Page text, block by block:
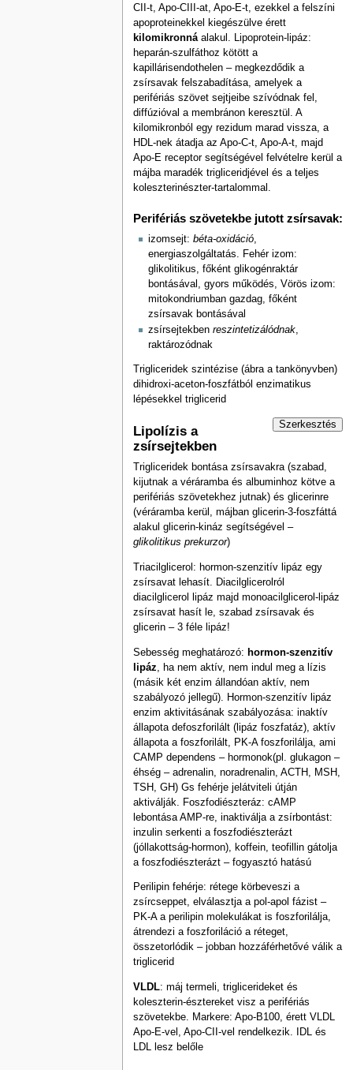
CII-t, Apo-CIII-at, Apo-E-t, ezekkel a felszíni
apoproteinekkel kiegészülve érett
kilomikronnáalakul. Lipoprotein-lipáz:
heparán-szulfáthoz kötött a
kapillárisendothelen – megkezdődik a
zsírsavak felszabadítása, amelyek a
perifériás szövet sejtjeibe szívódnak fel,
diffúzióval a membránon keresztül. A
kilomikronból egy rezidum marad vissza, a
HDL-nek átadja az Apo-C-t, Apo-A-t, majd
Apo-E receptor segítségével felvételre kerül a
májba maradék trigliceridjével és a teljes
koleszterinészter-tartalommal.
Perifériás szövetekbe jutott zsírsavak:
izomsejt: béta-oxidáció,
energiaszolgáltatás. Fehér izom:
glikolitikus, főként glikogénraktár
bontásával, gyors működés, Vörös izom:
mitokondriumban gazdag, főként
zsírsavak bontásával
zsírsejtekben reszintetizálódnak,
raktározódnak
Trigliceridek szintézise (ábra a tankönyvben)
dihidroxi-aceton-foszfátból enzimatikus
lépésekkel triglicerid
Szerkesztés
Lipolízis a
zsírsejtekben
Trigliceridek bontása zsírsavakra (szabad,
kijutnak a véráramba és albuminhoz kötve a
perifériás szövetekhez jutnak) és glicerinre
(véráramba kerül, májban glicerin-3-foszfáttá
alakul glicerin-kináz segítségével –
glikolitikus prekurzor)
Triacilglicerol: hormon-szenzitív lipáz egy
zsírsavat lehasít. Diacilglicerolról
diacilglicerol lipáz majd monoacilglicerol-lipáz
zsírsavat hasít le, szabad zsírsavak és
glicerin – 3 féle lipáz!
Sebesség meghatározó: hormon-szenzitív
lipáz , ha nem aktív, nem indul meg a lízis
(másik két enzim állandóan aktív, nem
szabályozó jellegű). Hormon-szenzitív lipáz
enzim aktivitásának szabályozása: inaktív
állapota defoszforilált (lipáz foszfatáz), aktív
állapota a foszforilált, PK-A foszforilálja, ami
CAMP dependens – hormonok(pl. glukagon –
éhség – adrenalin, noradrenalin, ACTH, MSH,
TSH, GH) Gs fehérje jelátviteli útján
aktiválják. Foszfodiészteráz: cAMP
lebontása AMP-re, inaktiválja a zsírbontást:
inzulin serkenti a foszfodiészterázt
(jóllakottság-hormon), koffein, teofillin gátolja
a foszfodiészterázt – fogyasztó hatású
Perilipin fehérje: rétege körbeveszi a
zsírcseppet, elválasztja a pol-apol fázist –
PK-A a perilipin molekulákat is foszforilálja,
átrendezi a foszforiláció a réteget,
összetorlódik – jobban hozzáférhetővé válik a
triglicerid
VLDL: máj termeli, triglicerideket és
koleszterin-észtereket visz a perifériás
szövetekbe. Markere: Apo-B100, érett VLDL
Apo-E-vel, Apo-CII-vel rendelkezik. IDL és
LDL lesz belőle